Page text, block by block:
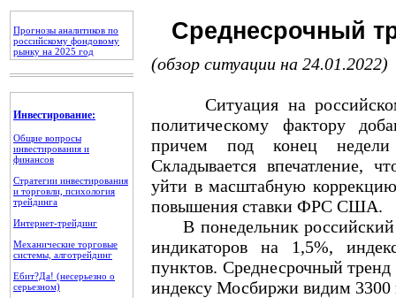
Прогнозы аналитиков по
российскому фондовому
рынку на 2025 год
Инвестирование:
Общие вопросы
инвестирования и
финансов
Стратегии инвестирования
и торговли, психология
трейдинга
Интернет-трейдинг
Механические торговые
системы, алготрейдинг
Ебит?Да! (несерьезно о
серьезном)
Среднесрочный
(обзор ситуации на 24.01.2022)
Ситуация на российском
политическому фактору
причем под конец
Складывается впечатление,
уйти в масштабную
повышения ставки ФРС США.
В понедельник российский
индикаторов на 1,5%,
пунктов. Среднесрочный
индексу Мосбиржи видим 3300